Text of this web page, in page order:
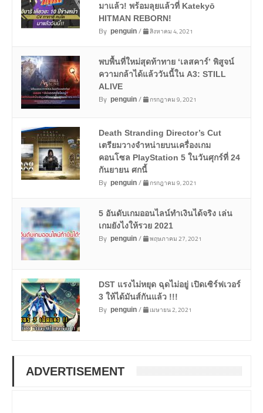
มาแล้ว! พร้อมลุยแล้วที่ Katekyō
HITMAN REBORN!
By penguin/ สิงหาคม 4, 2021
พบพื้นที่ใหม่สุดท้าทาย ‘เลสคาร์’ พิสูจน์
ความกล้าได้แล้ววันนี้ใน A3: STILL
ALIVE
By penguin/ กรกฎาคม 9, 2021
Death Stranding Director’s Cut
เตรียมวางจำหน่ายบนเครื่องเกม
คอนโซล PlayStation 5 ในวันศุกร์ที่ 24
กันยายน ศกนี้
By penguin/ กรกฎาคม 9, 2021
5 อันดับเกมออนไลน์ทำเงินได้จริง เล่น
เกมยังไงให้รวย 2021
By penguin/ พฤษภาคม 27, 2021
DST แรงไม่หยุด ฉุดไม่อยู่ เปิดเซิร์ฟเวอร์
3 ให้ได้มันส์กันแล้ว !!!
By penguin/ เมษายน 2, 2021
ADVERTISEMENT